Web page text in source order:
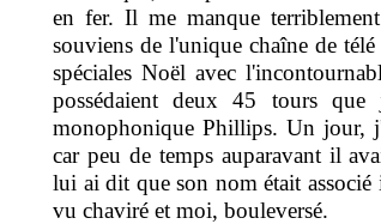
en fer. Il me manque
souviens de l'unique chaîne de
spéciales Noël avec
possédaient deux 45 tours que
monophonique Phillips. Un jour,
car peu de temps auparavant il
lui ai dit que son nom était associé
vu chaviré et moi, bouleversé.